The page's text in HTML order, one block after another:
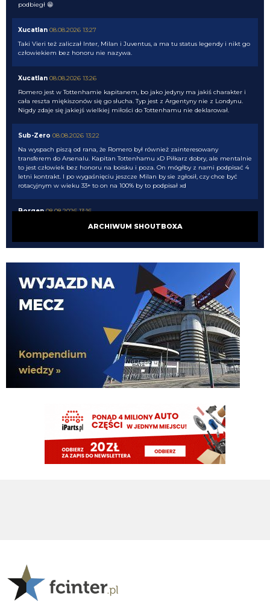
podbiegł 😁
Xucatlan 08.08.2026 13:27
Taki Vieri też zaliczał Inter, Milan i Juventus, a ma tu status legendy i nikt go
człowiekiem bez honoru nie nazywa.
Xucatlan 08.08.2026 13:26
Romero jest w Tottenhamie kapitanem, bo jako jedyny ma jakiś charakter i
cała reszta miękiszonów się go słucha. Typ jest z Argentyny nie z Londynu.
Nigdy zdaje się jakiejś wielkiej miłości do Tottenhamu nie deklarował.
Sub-Zero 08.08.2026 13:22
Na wyspach piszą od rana, że Romero był również zainteresowany
transferem do Arsenalu. Kapitan Tottenhamu xD Piłkarz dobry, ale mentalnie
to jest człowiek bez honoru na boisku i poza. On mógłby z nami podpisać 4
letni kontrakt. I po wygaśnięciu jeszcze Milan by sie zgłosił, czy chce być
rotacyjnym w wieku 33+ to on na 100% by to podpisał xd
Borgen 08.08.2026 13:16
Jest i Tiram... No tak, jak mogło go na Polsacie zabraknąć...
FENDI_SOSA 08.08.2026 13:11
Lucek he positive
Claudio 08.08.2026 13:10
ja pisze o legalu...ale jak ktos chce kombinowac to iptv...
FENDI_SOSA
08.08.2026 13:06
https://strikeout.im/friendly/1/juventus-vs-internazionale-stream
he co za wystepy xd
08.08.2026 13:05
Panowie, strumień dzisiaj wysechł, czy znowu adres zmieniony?
rafael021
Ale jest opcja mieć wszystkie kanały i całe VOD z platform za 40zl miesiąc 😉
ARCHIWUM SHOUTBOXA